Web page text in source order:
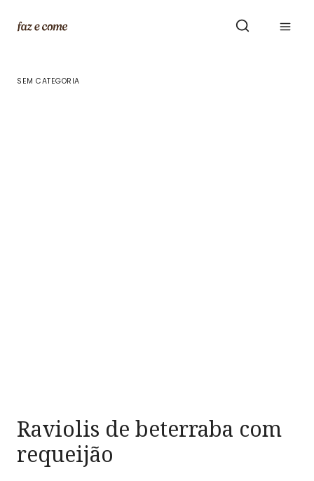
SEM CATEGORIA
Raviolis de beterraba com
requeijão